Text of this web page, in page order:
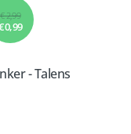
€ 2,99
0,99
- Talens